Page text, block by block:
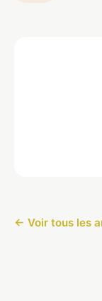
← Voir tous les